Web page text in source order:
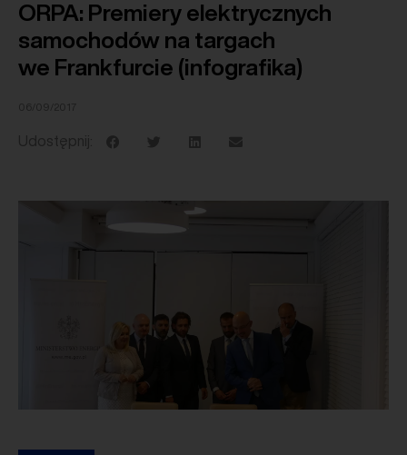
ORPA: Premiery elektrycznych
samochodów na targach
we Frankfurcie (infografika)
06/09/2017
Udostępnij: